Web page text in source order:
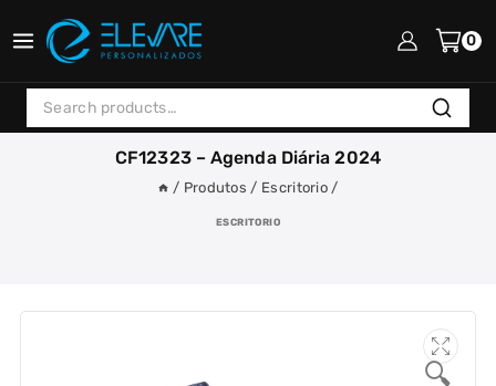
to
0
Search
for:
Search
CF12323 – Agenda Diária 2024
/ Produtos / Escritorio /
ESCRITORIO
🔍